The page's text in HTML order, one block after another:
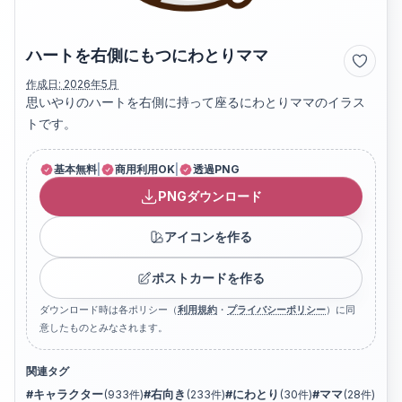
ハートを右側にもつにわとりママ
作成日: 2026年5月
思いやりのハートを右側に持って座るにわとりママのイラス
トです。
基本無料 商用利用OK 透過PNG
PNGダウンロード
アイコンを作る
ポストカードを作る
ダウンロード時は各ポリシー（利用規約 ・ プライバシーポリシー）に同
意したものとみなされます。
関連タグ
#キャラクター(933件)#右向き (233件)#にわとり (30件)#ママ(28件)